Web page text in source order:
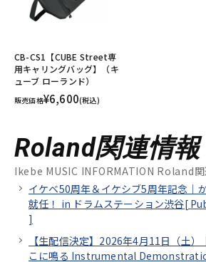
CB-CS1【CUBE Street専
用キャリングバッグ】（キ
ューブ ローランド）
販売価格¥6,600(税込)
Roland関連情報
Ikebe MUSIC INFORMATION Roland
イケベ50周年＆イケシブ5周年記念｜
就任！ in ドラムステーション渋谷[
]
【生配信決定】2026年4月11日（土
こに鳴る Instrumental